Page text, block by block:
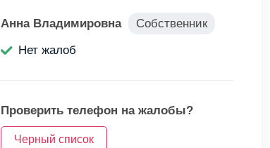
Анна Владимировна
Собственник
Нет жалоб
Проверить телефон на жалобы?
Черный список